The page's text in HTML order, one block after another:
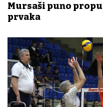
Mursaši puno
prvaka